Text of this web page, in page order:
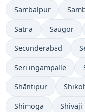
Sambalpur
Satna Saugor
Secunderabad
Serilingampalle
Shāntipur
Shimoga Shivaji